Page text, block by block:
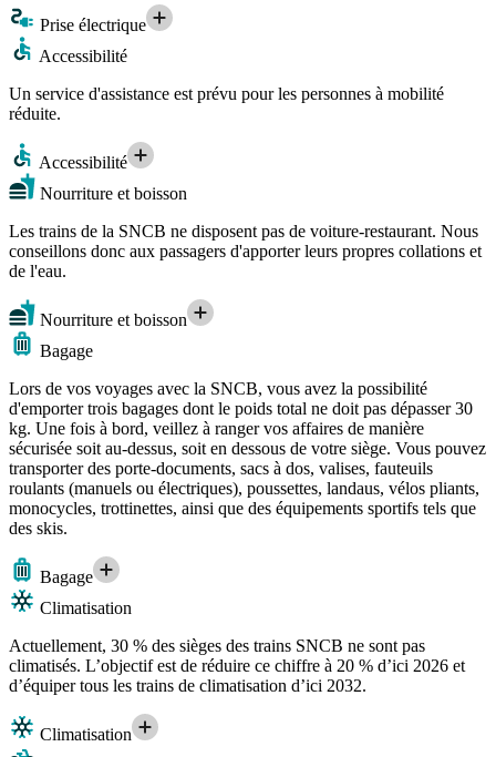
Prise électrique
Accessibilité
Un service d'assistance est prévu pour les personnes à mobilité
réduite.
Accessibilité
Nourriture et boisson
Les trains de la SNCB ne disposent pas de voiture-restaurant. Nous
conseillons donc aux passagers d'apporter leurs propres collations et
de l'eau.
Nourriture et boisson
Bagage
Lors de vos voyages avec la SNCB, vous avez la possibilité
d'emporter trois bagages dont le poids total ne doit pas dépasser 30
kg. Une fois à bord, veillez à ranger vos affaires de manière
sécurisée soit au-dessus, soit en dessous de votre siège. Vous pouvez
transporter des porte-documents, sacs à dos, valises, fauteuils
roulants (manuels ou électriques), poussettes, landaus, vélos pliants,
monocycles, trottinettes, ainsi que des équipements sportifs tels que
des skis.
Bagage
Climatisation
Actuellement, 30 % des sièges des trains SNCB ne sont pas
climatisés. L’objectif est de réduire ce chiffre à 20 % d’ici 2026 et
d’équiper tous les trains de climatisation d’ici 2032.
Climatisation